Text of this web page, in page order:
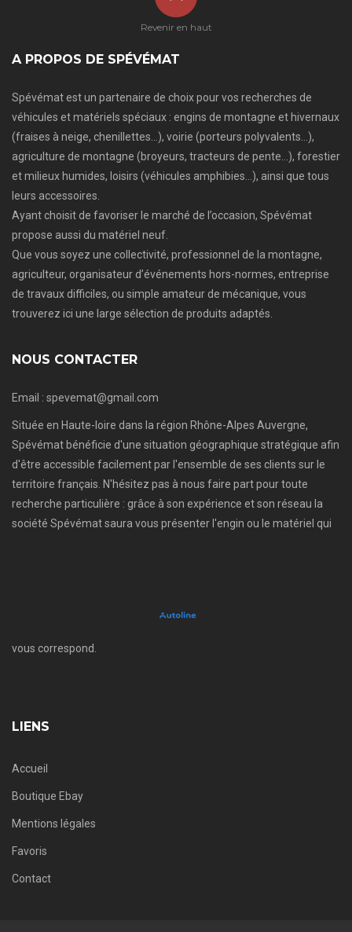
A PROPOS DE SPÉVÉMAT
Spévémat est un partenaire de choix pour vos recherches de
véhicules et matériels spéciaux : engins de montagne et hivernaux
(fraises à neige, chenillettes…), voirie (porteurs polyvalents…),
agriculture de montagne (broyeurs, tracteurs de pente…), forestier
et milieux humides, loisirs (véhicules amphibies…), ainsi que tous
leurs accessoires.
Ayant choisit de favoriser le marché de l’occasion, Spévémat
propose aussi du matériel neuf.
Que vous soyez une collectivité, professionnel de la montagne,
agriculteur, organisateur d’événements hors-normes, entreprise
de travaux difficiles, ou simple amateur de mécanique, vous
trouverez ici une large sélection de produits adaptés.
NOUS CONTACTER
Email : spevemat@gmail.com
Située en Haute-loire dans la région Rhône-Alpes Auvergne,
Spévémat bénéficie d'une situation géographique stratégique afin
d'être accessible facilement par l'ensemble de ses clients sur le
territoire français. N'hésitez pas à nous faire part pour toute
recherche particulière : grâce à son expérience et son réseau la
société Spévémat saura vous présenter l'engin ou le matériel qui
vous correspond.
LIENS
Accueil
Boutique Ebay
Mentions légales
Favoris
Contact
Revenir en haut